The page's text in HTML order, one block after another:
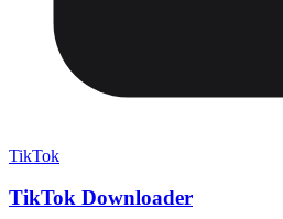
TikTok
TikTok Downloader